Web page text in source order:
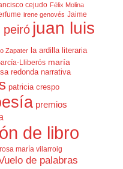
cejudo Félix Molina
irene genovés Jaime
peiró juan luis
Zapater la ardilla literaria
Lliberós maría
redonda narrativa
patricia crespo
premios
de libro
rosa maría vilarroig
de palabras